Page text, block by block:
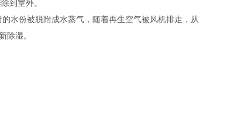
到室外。
水份被脱附成水蒸气，随着再生空气被风机排走，从
除湿。